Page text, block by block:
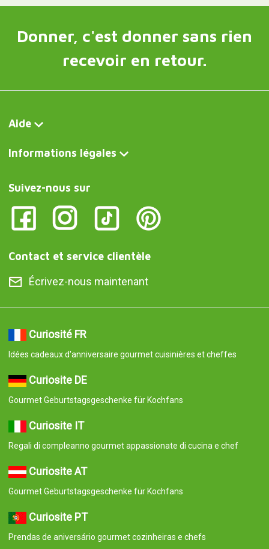
Donner, c'est donner sans rien
recevoir en retour.
Aide
Informations légales
Suivez-nous sur
Contact et service clientèle
Écrivez-nous maintenant
Curiosité FR
Idées cadeaux d'anniversaire gourmet cuisinières et cheffes
Curiosite DE
Gourmet Geburtstagsgeschenke für Kochfans
Curiosite IT
Regali di compleanno gourmet appassionate di cucina e chef
Curiosite AT
Gourmet Geburtstagsgeschenke für Kochfans
Curiosite PT
Prendas de aniversário gourmet cozinheiras e chefs